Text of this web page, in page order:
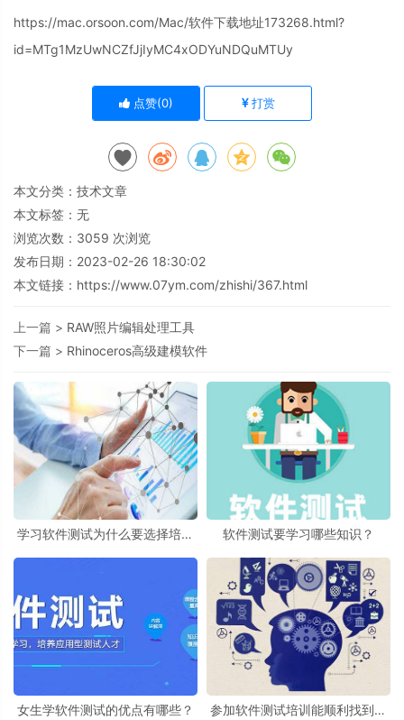
https://mac.orsoon.com/Mac/软件下载地址173268.html?
id=MTg1MzUwNCZfJjIyMC4xODYuNDQuMTUy
点赞(0) 打赏
本文分类： 技术文章
本文标签：无
浏览次数： 3059 次浏览
发布日期：2023-02-26 18:30:02
本文链接： https://www.07ym.com/zhishi/367.html
上一篇 > RAW照片编辑处理工具
下一篇 > Rhinoceros高级建模软件
学习软件测试为什么要选择培训
软件测试要学习哪些知识？
女生学软件测试的优点有哪些？
参加软件测试培训能顺利找到工